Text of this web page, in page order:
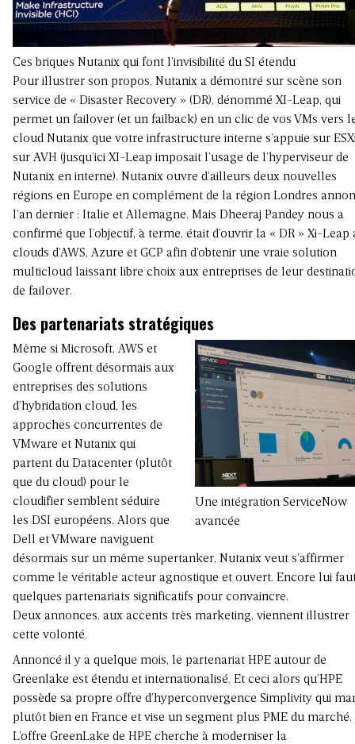
Ces briques Nutanix qui font l’invisibilité du SI étendu
Pour illustrer son propos, Nutanix a démontré sur scène son
service de « Disaster Recovery » (DR), dénommé XI-Leap, qui
permet un failover (et un failback) en un clic de vos VMs vers
cloud Nutanix que votre infrastructure interne s’appuie sur
sur AVH (jusqu’ici XI-Leap imposait l’usage de l’hyperviseur de
Nutanix en interne). Nutanix ouvre d’ailleurs deux nouvelles
régions en Europe en complément de la région Londres
l’an dernier : Italie et Allemagne. Mais Dheeraj Pandey nous a
confirmé que l’objectif, à terme, était d’ouvrir la « DR » Xi-Leap
clouds d’AWS, Azure et GCP afin d’obtenir une vraie solution
multicloud laissant libre choix aux entreprises de leur
de failover.
Des partenariats stratégiques
Une intégration ServiceNow
avancée
Même si Microsoft, AWS et
Google offrent désormais aux
entreprises des solutions
d’hybridation cloud, les
approches concurrentes de
VMware et Nutanix qui
partent du Datacenter (plutôt
que du cloud) pour le
cloudifier semblent séduire
les DSI européens. Alors que
Dell et VMware naviguent
désormais sur un même supertanker, Nutanix veut s’affirmer
comme le véritable acteur agnostique et ouvert. Encore lui
quelques partenariats significatifs pour convaincre.
Deux annonces, aux accents très marketing, viennent illustrer
cette volonté.
Annoncé il y a quelque mois, le partenariat HPE autour de
Greenlake est étendu et internationalisé. Et ceci alors qu’HPE
possède sa propre offre d’hyperconvergence Simplivity qui
plutôt bien en France et vise un segment plus PME du marché.
L’offre GreenLake de HPE cherche à moderniser la